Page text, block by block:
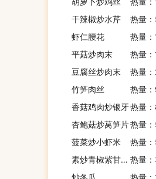
干辣椒炒水芹
热量
虾仁腰花
热量
平菇炒肉末
热量
豆腐丝炒肉末
热量
竹笋肉丝
热量
香菇鸡肉炒银牙热量
杏鲍菇炒莴笋片热量
菠菜炒小虾米
热量
素炒青椒紫甘蓝丝 热量
炒冬瓜
热量